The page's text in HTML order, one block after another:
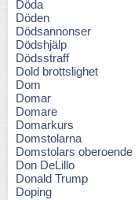
Döda
Döden
Dödsannonser
Dödshjälp
Dödsstraff
Dold brottslighet
Dom
Domar
Domare
Domarkurs
Domstolarna
Domstolars oberoende
Don DeLillo
Donald Trump
Doping